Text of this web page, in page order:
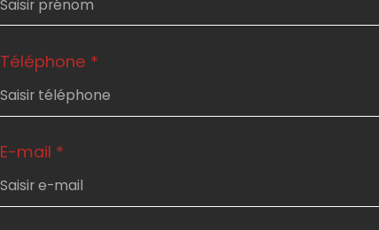
Téléphone *
E-mail *